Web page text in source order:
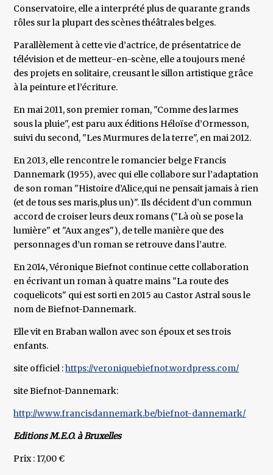
Conservatoire, elle a interprété plus de quarante grands
rôles sur la plupart des scènes théâtrales belges.
Parallèlement à cette vie d’actrice, de présentatrice de
télévision et de metteur-en-scène, elle a toujours mené
des projets en solitaire, creusant le sillon artistique grâce
à la peinture et l’écriture.
En mai 2011, son premier roman, "Comme des larmes
sous la pluie", est paru aux éditions Héloïse d’Ormesson,
suivi du second, "Les Murmures de la terre", en mai 2012.
En 2013, elle rencontre le romancier belge Francis
Dannemark (1955), avec qui elle collabore sur l’adaptation
de son roman "Histoire d’Alice,qui ne pensait jamais à rien
(et de tous ses maris,plus un)". Ils décident d’un commun
accord de croiser leurs deux romans ("Là où se pose la
lumière" et "Aux anges"), de telle manière que des
personnages d’un roman se retrouve dans l’autre.
En 2014, Véronique Biefnot continue cette collaboration
en écrivant un roman à quatre mains "La route des
coquelicots" qui est sorti en 2015 au Castor Astral sous le
nom de Biefnot-Dannemark.
Elle vit en Braban wallon avec son époux et ses trois
enfants.
site officiel :https://veroniquebiefnot.wordpress.com/
site Biefnot-Dannemark:
http://www.francisdannemark.be/biefnot-dannemark/
Editions M.E.O. à Bruxelles
Prix : 17,00 €